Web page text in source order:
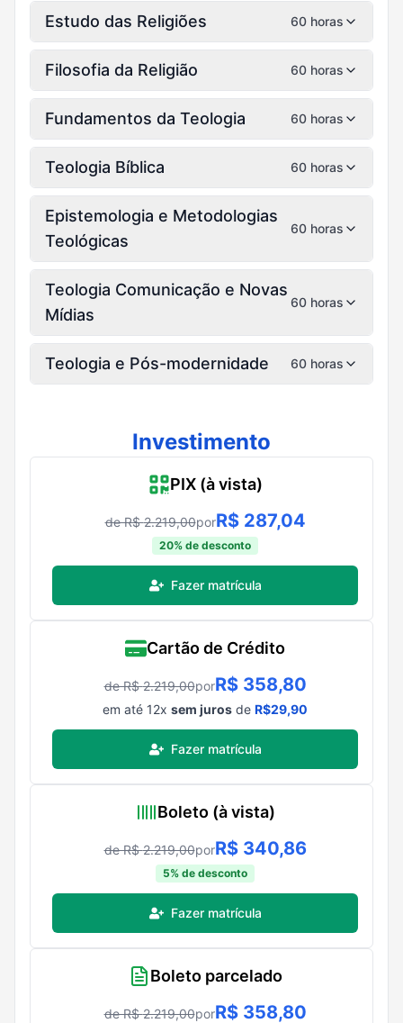
Estudo das Religiões 60 horas
Filosofia da Religião 60 horas
Fundamentos da Teologia 60 horas
Teologia Bíblica 60 horas
Epistemologia e Metodologias
Teológicas
60 horas
Teologia Comunicação e Novas
Mídias
60 horas
Teologia e Pós-modernidade 60 horas
Investimento
PIX (à vista)
de R$2.219,00porR$ 287,04
20% de desconto
Fazer matrícula
Cartão de Crédito
de R$2.219,00porR$ 358,80
em até 12x sem juros de R$29,90
Fazer matrícula
Boleto (à vista)
de R$2.219,00porR$ 340,86
5% de desconto
Fazer matrícula
Boleto parcelado
de R$2.219,00porR$ 358,80